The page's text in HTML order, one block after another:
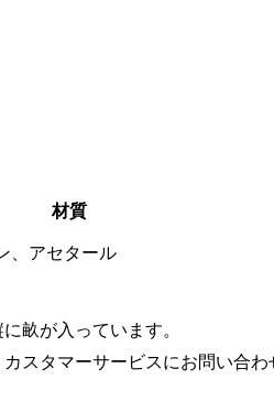
材質
、アセタール
畝が入っています。
スタマーサービスにお問い合わ